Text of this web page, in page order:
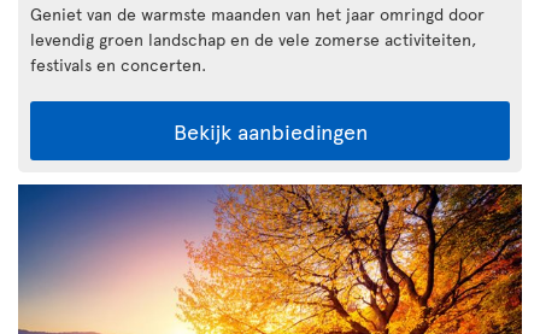
Geniet van de warmste maanden van het jaar omringd door
levendig groen landschap en de vele zomerse activiteiten,
festivals en concerten.
Bekijk aanbiedingen